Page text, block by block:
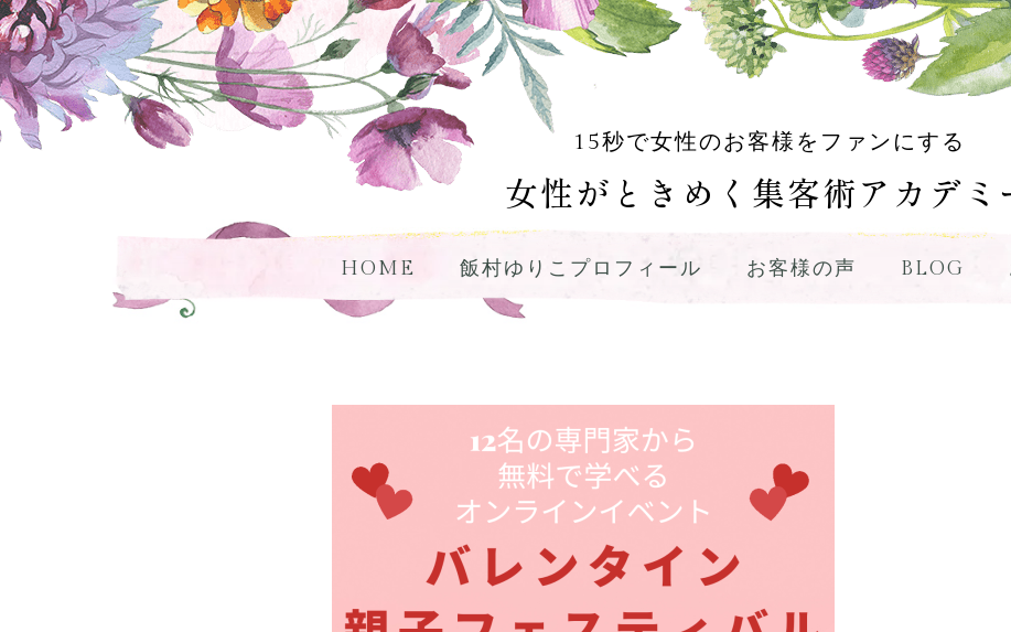
15秒で女性のお客様をファンにする
女性がときめく集客術アカデミ
HOME 飯村ゆりこプロフィール お客様の声 BLOG